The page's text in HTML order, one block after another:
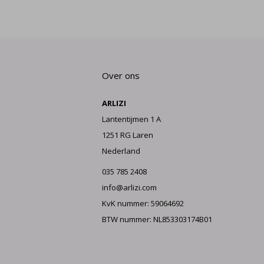
Over ons
ARLIZI
Lantentijmen 1 A
1251 RG Laren
Nederland
035 785 2408
info@arlizi.com
KvK nummer: 59064692
BTW nummer: NL853303174B01